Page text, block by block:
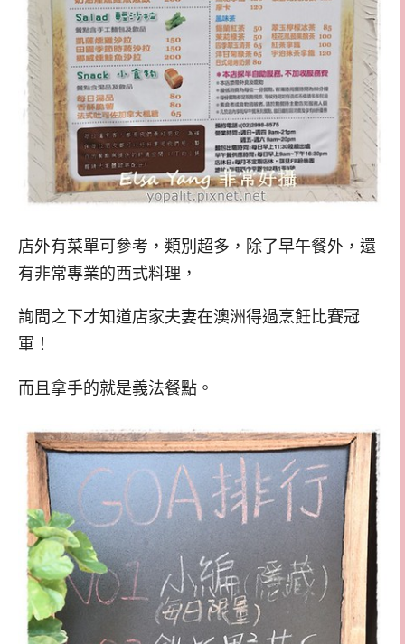
店外有菜單可參考，類別超多，除了早午餐外，還
有非常專業的西式料理，
詢問之下才知道店家夫妻在澳洲得過烹飪比賽冠
軍！
而且拿手的就是義法餐點。